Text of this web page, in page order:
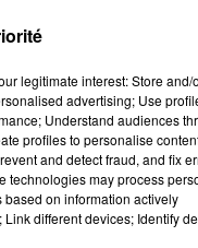
Ce
legitimate interest: Store and/
advertising; Use
Understand audiences
profiles to personalise
and detect fraud, and fix
technologies may process
on information actively
different devices; Identify